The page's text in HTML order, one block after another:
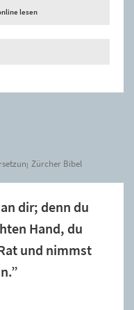
lesen
Zürcher Bibel
dir; denn du
Hand, du
und nimmst